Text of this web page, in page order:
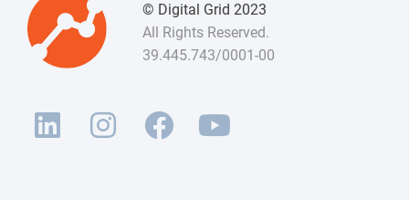
© Digital Grid 2023
All Rights Reserved.
39.445.743/0001-00